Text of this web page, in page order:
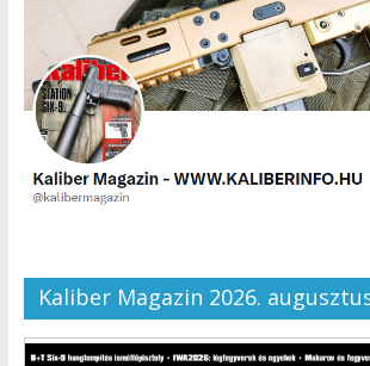
Kaliber Magazin 2026.